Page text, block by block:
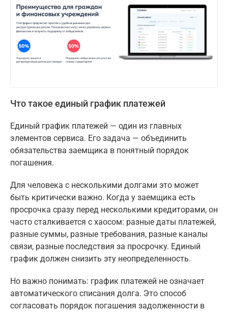
Что такое единый график платежей
Единый график платежей — один из главных
элементов сервиса. Его задача — объединить
обязательства заемщика в понятный порядок
погашения.
Для человека с несколькими долгами это может
быть критически важно. Когда у заемщика есть
просрочка сразу перед несколькими кредиторами, он
часто сталкивается с хаосом: разные даты платежей,
разные суммы, разные требования, разные каналы
связи, разные последствия за просрочку. Единый
график должен снизить эту неопределенность.
Но важно понимать: график платежей не означает
автоматического списания долга. Это способ
согласовать порядок погашения задолженности в